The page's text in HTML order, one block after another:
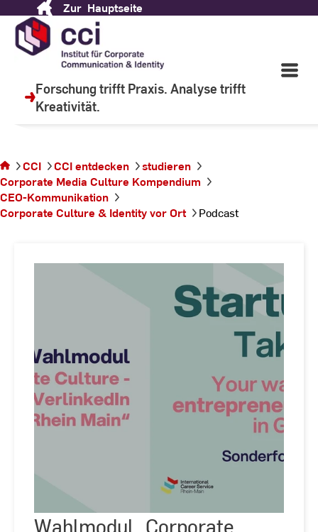
Content
Zur Hauptseite
Forschung trifft Praxis. Analyse trifft
Kreativität.
Open
Main
Wir lehren, um zu lernen.
befinden
sich auf
der
Seite
CCI CCI entdecken
studieren
Corporate Media Culture Kompendium
CEO-Kommunikation
Corporate Culture & Identity vor Ort
Podcast
Wahlmodul „Corporate